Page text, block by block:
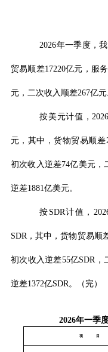
2026年一季度，
贸易顺差17220亿元，服
元，二次收入顺差267亿
按美元计值， 2026
元，其中，货物贸易顺差
初次收入逆差74亿美元，
逆差1881 亿美元。
按 SDR计值，
SDR ，其中，货物贸易顺
初次收入逆差55亿SDR
逆差1372亿SDR 。（完）
2026年一季
项 目